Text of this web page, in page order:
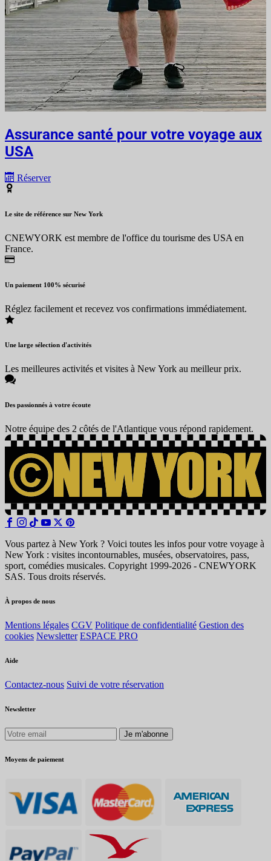
Assurance santé pour votre voyage aux
USA
Réserver
Le site de référence sur New York
CNEWYORK est membre de l'office du tourisme des USA en
France.
Un paiement 100% sécurisé
Réglez facilement et recevez vos confirmations immédiatement.
Une large sélection d'activités
Les meilleures activités et visites à New York au meilleur prix.
Des passionnés à votre écoute
Notre équipe des 2 côtés de l'Atlantique vous répond rapidement.
Vous partez à New York ? Voici toutes les infos pour votre voyage à
New York : visites incontournables, musées, observatoires, pass,
sport, comédies musicales. Copyright 1999-2026 - CNEWYORK
SAS. Tous droits réservés.
À propos de nous
Mentions légales CGV Politique de confidentialité Gestion des
cookies Newsletter ESPACE PRO
Aide
Contactez-nous Suivi de votre réservation
Newsletter
Je m'abonne
Moyens de paiement